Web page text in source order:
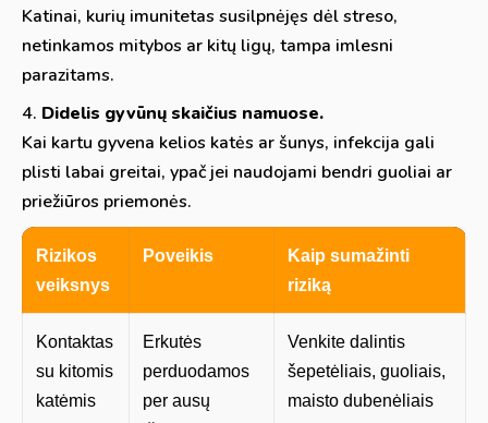
Katinai, kurių imunitetas susilpnėjęs dėl streso,
netinkamos mitybos ar kitų ligų, tampa imlesni
parazitams.
Didelis gyvūnų skaičius namuose.
Kai kartu gyvena kelios katės ar šunys, infekcija gali
plisti labai greitai, ypač jei naudojami bendri guoliai ar
priežiūros priemonės.
Rizikos
veiksnys
Poveikis
Kaip sumažinti
riziką
Kontaktas
su kitomis
katėmis
Erkutės
perduodamos
per ausų
Venkite dalintis
šepetėliais, guoliais,
maisto dubenėliais